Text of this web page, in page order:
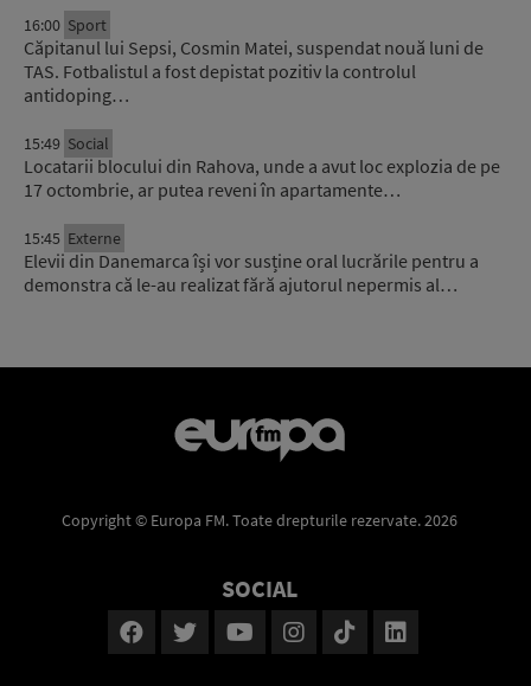
16:00 Sport
Căpitanul lui Sepsi, Cosmin Matei, suspendat nouă luni de
TAS. Fotbalistul a fost depistat pozitiv la controlul
antidoping…
15:49 Social
Locatarii blocului din Rahova, unde a avut loc explozia de pe
17 octombrie, ar putea reveni în apartamente…
15:45 Externe
Elevii din Danemarca își vor susține oral lucrările pentru a
demonstra că le-au realizat fără ajutorul nepermis al…
Copyright © Europa FM. Toate drepturile rezervate. 2026
SOCIAL